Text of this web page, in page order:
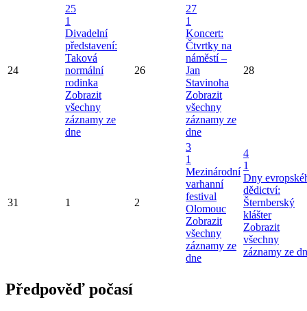
24
25
1
Divadelní
představení:
Taková
normální
rodinka
Zobrazit
všechny
záznamy ze
dne
26
27
1
Koncert:
Čtvrtky na
náměstí –
Jan
Stavinoha
Zobrazit
všechny
záznamy ze
dne
28
31 1 2
3
1
Mezinárodní
varhanní
festival
Olomouc
Zobrazit
všechny
záznamy ze
dne
4
1
Dny
dědictví:
Šternberský
klášter
Zobrazit
všechny
záznamy ze
Předpověď počasí